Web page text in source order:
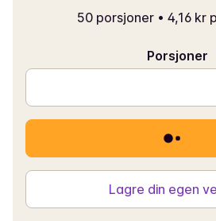
50 porsjoner • 4,16 kr
Porsjoner
Lagre din egen